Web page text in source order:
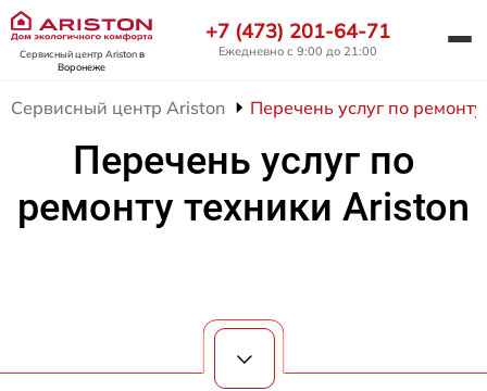
Сервисный центр Aristonв
Воронеже
+7 (473) 201-64-71
Ежедневно с 9:00 до 21:00
Сервисный центр Ariston Перечень услуг по
Перечень услуг по
ремонту техники Ariston